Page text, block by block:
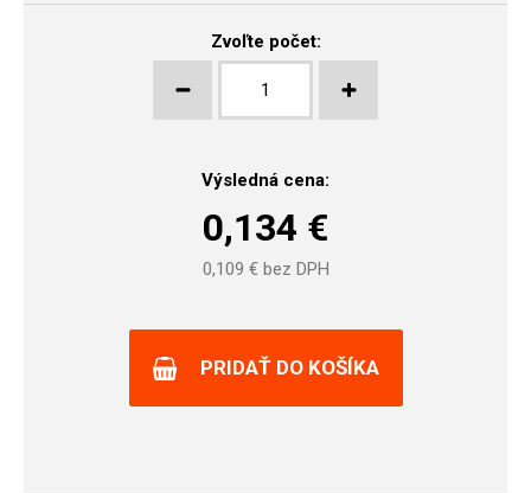
Zvoľte počet:
Výsledná cena:
0,134 €
0,109 € bez DPH
PRIDAŤ DO KOŠÍKA